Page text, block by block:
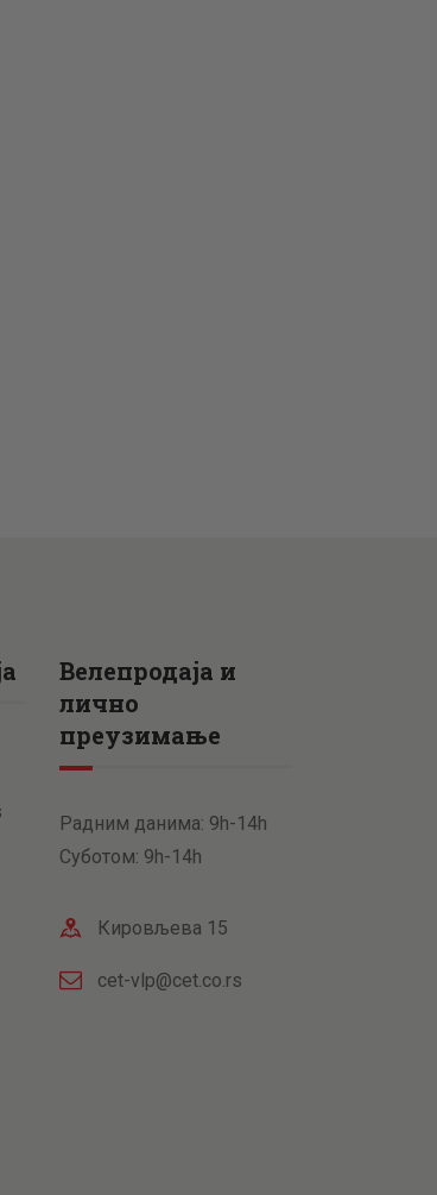
Велепродаја и
лично
преузимање
Радним данима: 9h-14h
Суботом: 9h-14h
Кировљева 15
cet-vlp@cet.co.rs